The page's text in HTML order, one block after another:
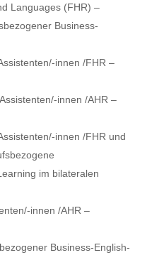
Languages (FHR) –
Business-
innen /FHR –
innen /AHR –
innen /FHR und
im bilateralen
innen /AHR –
Business-English-